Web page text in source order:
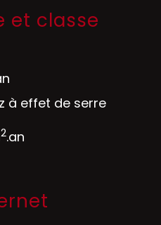
et classe
à effet de serre
2.an